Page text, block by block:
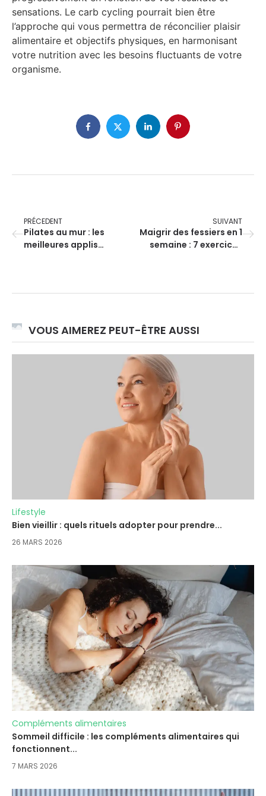
sensations. Le carb cycling pourrait bien être
l’approche qui vous permettra de réconcilier plaisir
alimentaire et objectifs physiques, en harmonisant
votre nutrition avec les besoins fluctuants de votre
organisme.
PRÉCEDENT
Pilates au mur : les
meilleures applis
SUIVANT
Maigrir des fessiers en 1
semaine : 7 exercices
VOUS AIMEREZ PEUT-ÊTRE AUSSI
Lifestyle
Bien vieillir : quels rituels adopter pour prendre...
26 MARS 2026
Compléments alimentaires
Sommeil difficile : les compléments alimentaires qui
fonctionnent...
7 MARS 2026